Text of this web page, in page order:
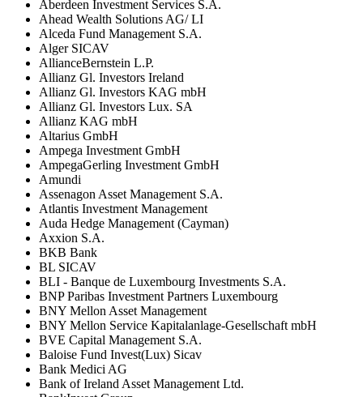
Aberdeen Investment Services S.A.
Ahead Wealth Solutions AG/ LI
Alceda Fund Management S.A.
Alger SICAV
AllianceBernstein L.P.
Allianz Gl. Investors Ireland
Allianz Gl. Investors KAG mbH
Allianz Gl. Investors Lux. SA
Allianz KAG mbH
Altarius GmbH
Ampega Investment GmbH
AmpegaGerling Investment GmbH
Amundi
Assenagon Asset Management S.A.
Atlantis Investment Management
Auda Hedge Management (Cayman)
Axxion S.A.
BKB Bank
BL SICAV
BLI - Banque de Luxembourg Investments S.A.
BNP Paribas Investment Partners Luxembourg
BNY Mellon Asset Management
BNY Mellon Service Kapitalanlage-Gesellschaft mbH
BVE Capital Management S.A.
Baloise Fund Invest(Lux) Sicav
Bank Medici AG
Bank of Ireland Asset Management Ltd.